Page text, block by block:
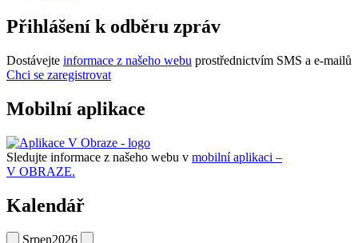
Přihlášení k odběru zpráv
Dostávejte informace z našeho webu prostřednictvím SMS a e-mailů
Chci se zaregistrovat
Mobilní aplikace
Sledujte informace z našeho webu v mobilní aplikaci –
V OBRAZE.
Kalendář
Srpen2026